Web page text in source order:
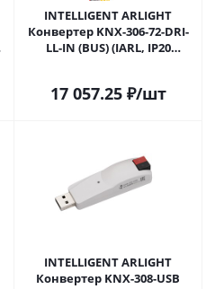
INTELLIGENT ARLIGHT
Конвертер KNX-306-72-DRI-
LL-IN (BUS) (IARL, IP20
17 057.25₽/шт
INTELLIGENT ARLIGHT
Конвертер KNX-308-USB